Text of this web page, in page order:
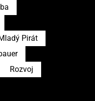
Pirát
Rozvoj